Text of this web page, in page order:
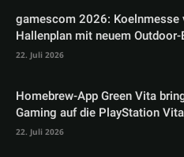
gamescom 2026:
Hallenplan mit neuem
22. Juli 2026
Homebrew-App Green Vita
Gaming auf die PlayStation Vita
22. Juli 2026